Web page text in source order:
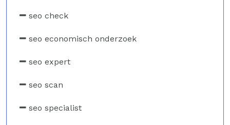
seo check
seo economisch onderzoek
seo expert
seo scan
seo specialist